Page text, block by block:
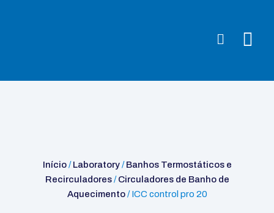
Início/Laboratory/Banhos Termostáticos e
Recirculadores/Circuladores de Banho de
Aquecimento/ ICC control pro 20